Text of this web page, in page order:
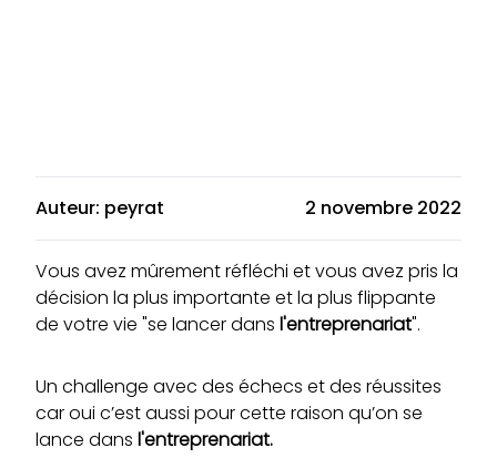
Auteur: peyrat 2 novembre 2022
Vous avez mûrement réfléchi et vous avez pris la
décision la plus importante et la plus flippante
de votre vie "se lancer dans l'entreprenariat".
Un challenge avec des échecs et des réussites
car oui c’est aussi pour cette raison qu’on se
lance dans l'entreprenariat.